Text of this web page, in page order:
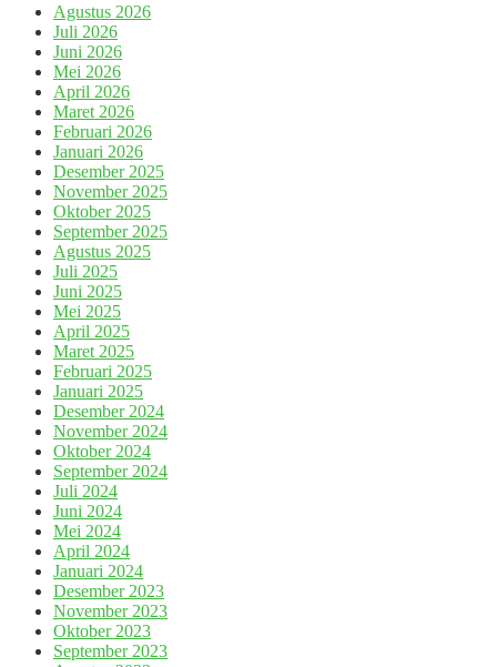
Agustus 2026
Juli 2026
Juni 2026
Mei 2026
April 2026
Maret 2026
Februari 2026
Januari 2026
Desember 2025
November 2025
Oktober 2025
September 2025
Agustus 2025
Juli 2025
Juni 2025
Mei 2025
April 2025
Maret 2025
Februari 2025
Januari 2025
Desember 2024
November 2024
Oktober 2024
September 2024
Juli 2024
Juni 2024
Mei 2024
April 2024
Januari 2024
Desember 2023
November 2023
Oktober 2023
September 2023